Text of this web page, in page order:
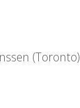
(Toronto)